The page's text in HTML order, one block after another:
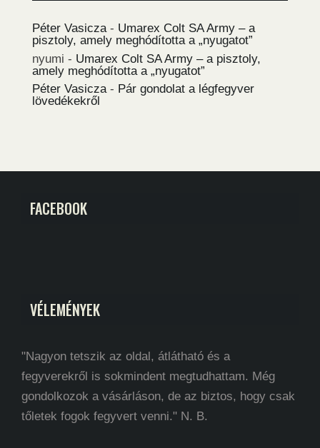
Péter Vasicza- Umarex Colt SA Army – a
pisztoly, amely meghódította a „nyugatot”
nyumi - Umarex Colt SA Army – a pisztoly,
amely meghódította a „nyugatot”
Péter Vasicza- Pár gondolat a légfegyver
lövedékekről
FACEBOOK
VÉLEMÉNYEK
"Nagyon tetszik az oldal, átlátható és a
fegyverekről is sokmindent megtudhattam. Még
gondolkozok a vásárláson, de az biztos, hogy csak
tőletek fogok fegyvert venni." N. B.